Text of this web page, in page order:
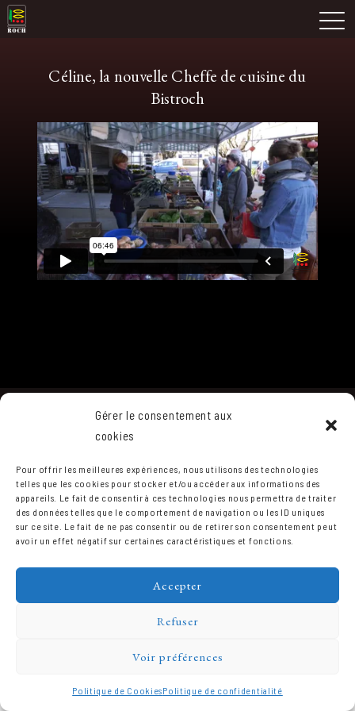
Gérer le consentement aux
cookies
Pour offrir les meilleures expériences, nous utilisons des technologies
telles que les cookies pour stocker et/ou accéder aux informations des
appareils. Le fait de consentir à ces technologies nous permettra de traiter
des données telles que le comportement de navigation ou les ID uniques
sur ce site. Le fait de ne pas consentir ou de retirer son consentement peut
avoir un effet négatif sur certaines caractéristiques et fonctions.
Accepter
Refuser
Voir préférences
Politique de CookiesPolitique de confidentialité
Skip
to
Domaine Prieuré Roch
Céline, la nouvelle Cheffe de cuisine du
Bistroch
Domaine Prieuré Roch © 2026.